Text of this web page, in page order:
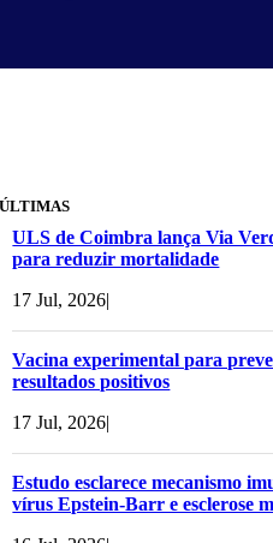
ÚLTIMAS
ULS de Coimbra lança Via
para reduzir mortalidade
17 Jul, 2026|
Vacina experimental para
resultados positivos
17 Jul, 2026|
Estudo esclarece mecanismo
vírus Epstein-Barr e esclerose